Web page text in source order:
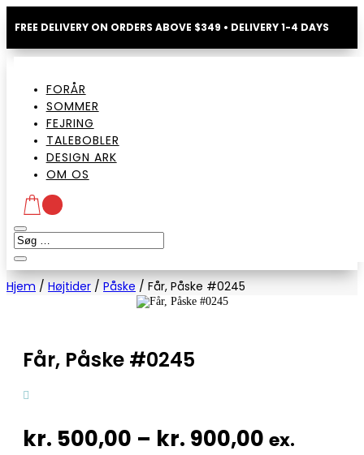
FREE DELIVERY ON ORDERS ABOVE $349 • DELIVERY 1-4 DAYS
FORÅR
SOMMER
FEJRING
TALEBOBLER
DESIGN ARK
OM OS
Hjem / Højtider / Påske / Får, Påske #0245
Får, Påske #0245
kr. 500,00 – kr. 900,00 ex.